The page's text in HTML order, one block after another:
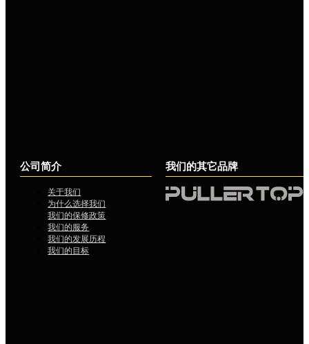
公司简介
关于我们
为什么选择我们
我们的保修政策
我们的服务
我们的发展历程
我们的目标
我们的其它品牌